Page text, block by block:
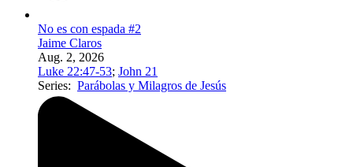
No es con espada #2
Jaime Claros
Aug. 2, 2026
Luke 22:47-53; John 21
Series: Parábolas y Milagros de Jesús